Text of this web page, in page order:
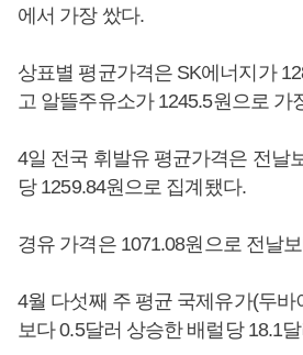
에서 가장 쌌다.
상표별 평균가격은 SK에너지가
고 알뜰주유소가 1245.5원으로 가
4일 전국 휘발유 평균가격은 전날
당 1259.84원으로 집계됐다.
경유 가격은 1071.08원으로 전날
4월 다섯째 주 평균 국제유가(두바
보다 0.5달러 상승한 배럴당 18.1